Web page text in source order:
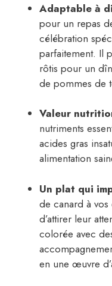
Adaptable à
pour un repas
célébration
parfaitement. Il
rôtis pour un
de pommes de
Valeur
nutriments
acides gras
alimentation
Un plat qui
de canard à vos
d’attirer leur
colorée avec
en une œuvre